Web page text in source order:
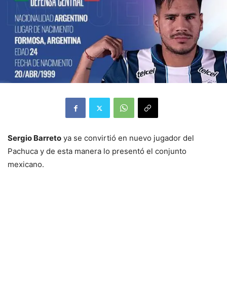
Sergio Barreto ya se convirtió en nuevo jugador del
Pachuca y de esta manera lo presentó el conjunto
mexicano.